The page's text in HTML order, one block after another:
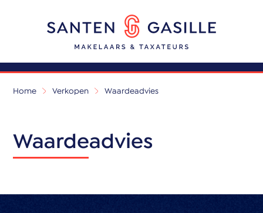
Home Verkopen Waardeadvies
Waardeadvies